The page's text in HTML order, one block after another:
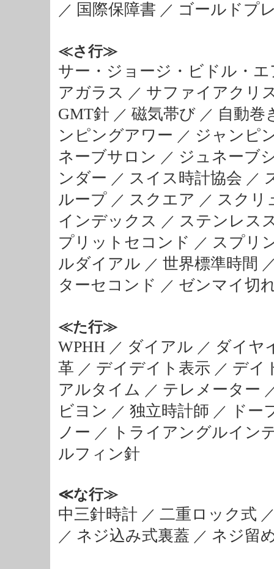
／ 国際保障書 ／ ゴールドプ
≪さ行≫
サー・ジョージ・ビドル・
アガラス ／ サファイアクリ
GMT針 ／ 磁気帯び ／ 自動巻
ンピングアワー ／ ジャンピ
ネーブサロン ／ ジュネーブ
ンダー ／ スイス時計協会 ／
ループ ／ スクエア ／ スクリ
インデックス ／ ステンレス
プリットセコンド ／ スプリ
ルダイアル ／ 世界標準時間
ターセコンド ／ ゼンマイ切
≪た行≫
WPHH ／ ダイアル ／ ダイヤ
革 ／ デイデイト表示 ／ デイ
アルタイム ／ テレメーター
ビヨン ／ 独立時計師 ／
ドー
ノー ／
トライアングルイン
ルフィン針
≪な行≫
中三針時計 ／ 二重ロック式
／ ネジ込み式裏蓋 ／ ネジ留